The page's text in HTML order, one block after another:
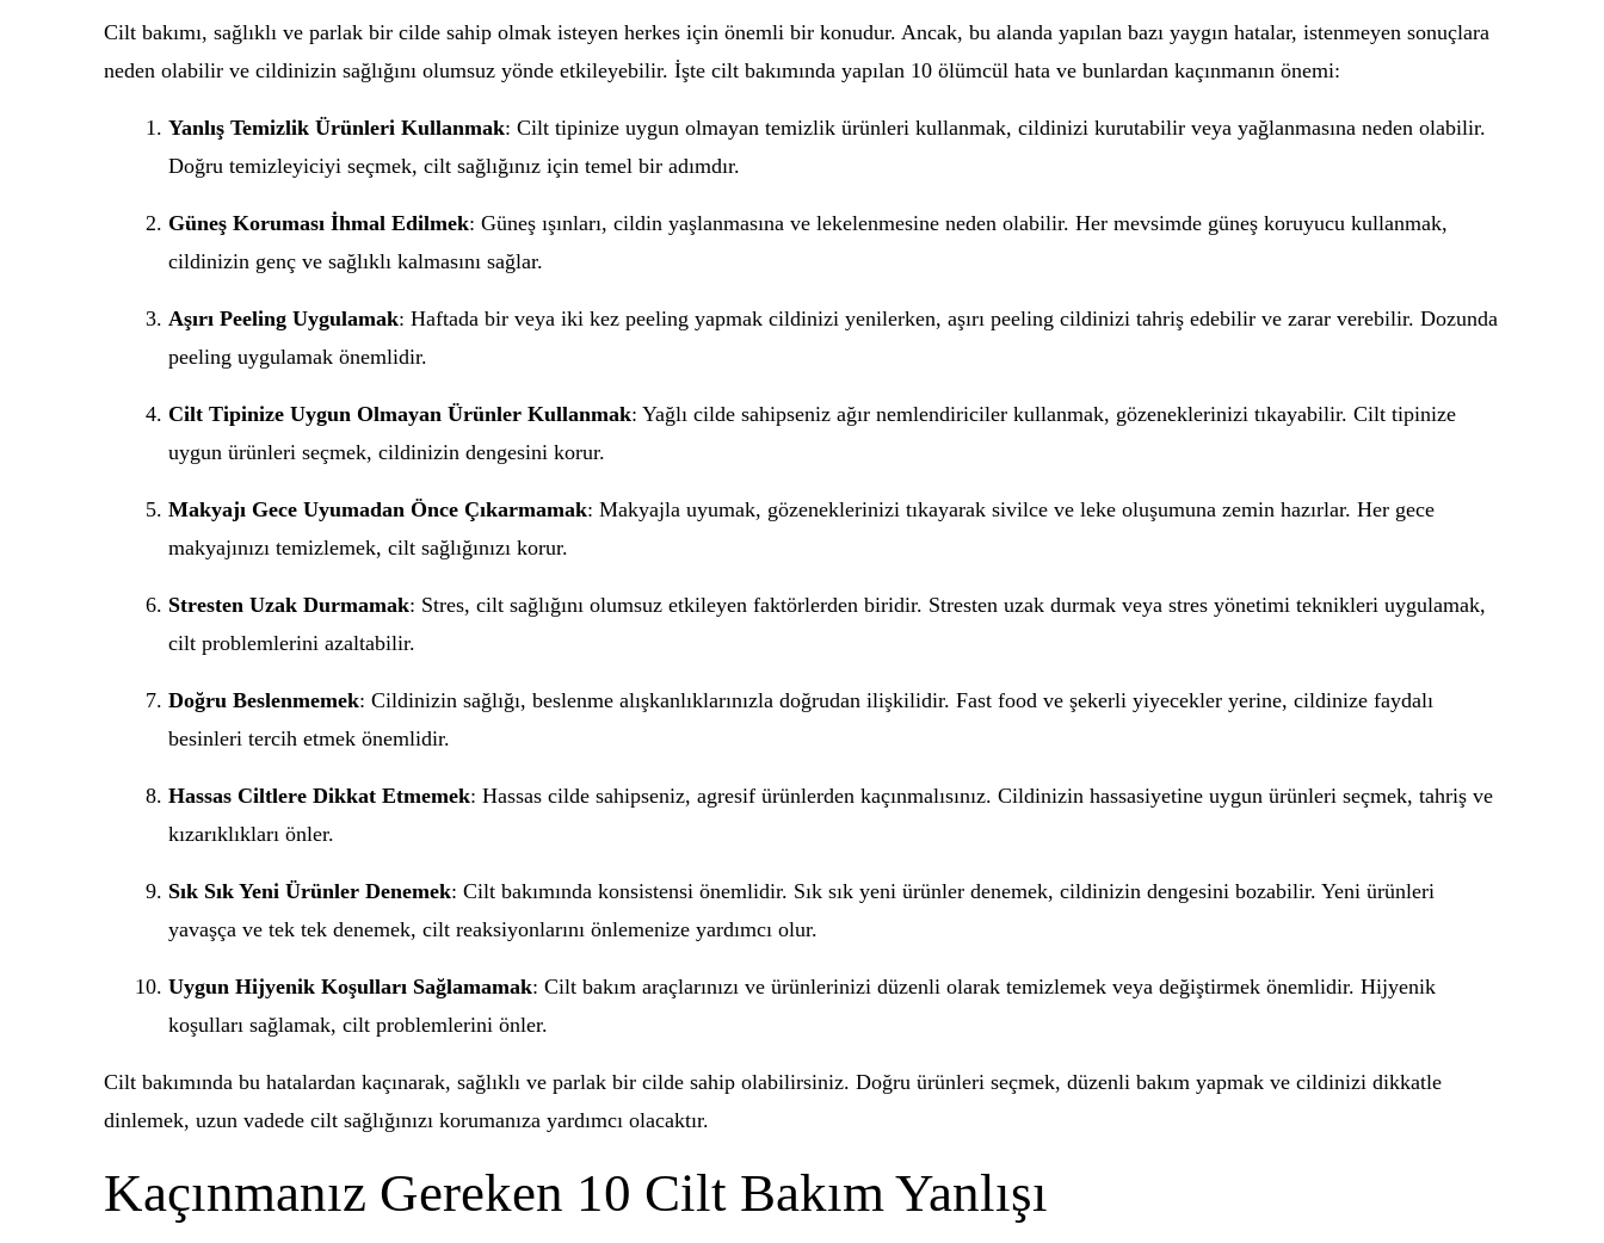
Cilt bakımı, sağlıklı ve parlak bir cilde sahip olmak isteyen herkes için önemli bir konudur. Ancak, bu alanda yapılan bazı yaygın hatalar, istenmeyen sonuçlara
neden olabilir ve cildinizin sağlığını olumsuz yönde etkileyebilir. İşte cilt bakımında yapılan 10 ölümcül hata ve bunlardan kaçınmanın önemi:
Yanlış Temizlik Ürünleri Kullanmak: Cilt tipinize uygun olmayan temizlik ürünleri kullanmak, cildinizi kurutabilir veya yağlanmasına neden olabilir.
Doğru temizleyiciyi seçmek, cilt sağlığınız için temel bir adımdır.
Güneş Koruması İhmal Edilmek: Güneş ışınları, cildin yaşlanmasına ve lekelenmesine neden olabilir. Her mevsimde güneş koruyucu kullanmak,
cildinizin genç ve sağlıklı kalmasını sağlar.
Aşırı Peeling Uygulamak: Haftada bir veya iki kez peeling yapmak cildinizi yenilerken, aşırı peeling cildinizi tahriş edebilir ve zarar verebilir. Dozunda
peeling uygulamak önemlidir.
Cilt Tipinize Uygun Olmayan Ürünler Kullanmak: Yağlı cilde sahipseniz ağır nemlendiriciler kullanmak, gözeneklerinizi tıkayabilir. Cilt tipinize
uygun ürünleri seçmek, cildinizin dengesini korur.
Makyajı Gece Uyumadan Önce Çıkarmamak: Makyajla uyumak, gözeneklerinizi tıkayarak sivilce ve leke oluşumuna zemin hazırlar. Her gece
makyajınızı temizlemek, cilt sağlığınızı korur.
Stresten Uzak Durmamak: Stres, cilt sağlığını olumsuz etkileyen faktörlerden biridir. Stresten uzak durmak veya stres yönetimi teknikleri uygulamak,
cilt problemlerini azaltabilir.
Doğru Beslenmemek: Cildinizin sağlığı, beslenme alışkanlıklarınızla doğrudan ilişkilidir. Fast food ve şekerli yiyecekler yerine, cildinize faydalı
besinleri tercih etmek önemlidir.
Hassas Ciltlere Dikkat Etmemek: Hassas cilde sahipseniz, agresif ürünlerden kaçınmalısınız. Cildinizin hassasiyetine uygun ürünleri seçmek, tahriş ve
kızarıklıkları önler.
Sık Sık Yeni Ürünler Denemek: Cilt bakımında konsistensi önemlidir. Sık sık yeni ürünler denemek, cildinizin dengesini bozabilir. Yeni ürünleri
yavaşça ve tek tek denemek, cilt reaksiyonlarını önlemenize yardımcı olur.
Uygun Hijyenik Koşulları Sağlamamak: Cilt bakım araçlarınızı ve ürünlerinizi düzenli olarak temizlemek veya değiştirmek önemlidir. Hijyenik
koşulları sağlamak, cilt problemlerini önler.
Cilt bakımında bu hatalardan kaçınarak, sağlıklı ve parlak bir cilde sahip olabilirsiniz. Doğru ürünleri seçmek, düzenli bakım yapmak ve cildinizi dikkatle
dinlemek, uzun vadede cilt sağlığınızı korumanıza yardımcı olacaktır.
Kaçınmanız Gereken 10 Cilt Bakım Yanlışı